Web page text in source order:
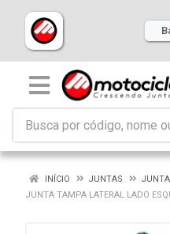
INÍCIO JUNTAS
JUNTA TAMPA LATERAL LADO